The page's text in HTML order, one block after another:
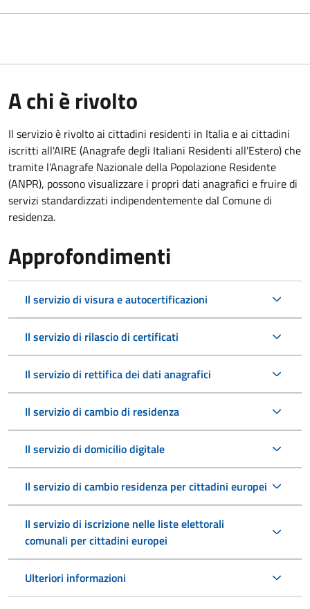
A chi è rivolto
Il servizio è rivolto ai cittadini residenti in Italia e ai cittadini
iscritti all'AIRE (Anagrafe degli Italiani Residenti all'Estero) che
tramite l'Anagrafe Nazionale della Popolazione Residente
(ANPR), possono visualizzare i propri dati anagrafici e fruire di
servizi standardizzati indipendentemente dal Comune di
residenza.
Approfondimenti
Il servizio di visura e autocertificazioni
Il servizio di rilascio di certificati
Il servizio di rettifica dei dati anagrafici
Il servizio di cambio di residenza
Il servizio di domicilio digitale
Il servizio di cambio residenza per cittadini europei
Il servizio di iscrizione nelle liste elettorali
comunali per cittadini europei
Ulteriori informazioni